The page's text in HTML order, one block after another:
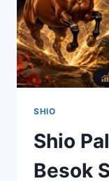
SHIO
Shio
Besok